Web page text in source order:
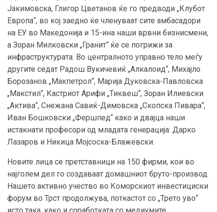
Јакимовска, Глигор Цветанов ќе го предводи „Клубот
Европа“, во кој заедно ќе членуваат сите амбасадори
на ЕУ во Македонија и 15-ина наши врвни бизнисмени,
а Зоран Милковски „Гранит“ ќе се погрижи за
инфраструктурата. Во централното управно тело меѓу
другите седат Радош Вукичевиќ „Алкалоид“, Михајло
Борозанов „Макпетрол“, Марија Дуковска-Павловска
„Макстил“, Кастриот Арифи „Тиквеш“, Зоран Илиевски
„Актива“, Снежана Савиќ-Димовска „Скопска Пивара“,
Иван Бошковски „Фершпед“ како и двајца наши
истакнати професори од младата генерација: Дарко
Лазаров и Никица Мојсоска-Блажевски.
Новите лица се претставници на 150 фирми, кои во
најголем дел го создаваат домашниот бруто-производ.
Нашето активно учество во Коморскиот инвестициски
форум во Трст продолжува, поткастот со „Трето уво“